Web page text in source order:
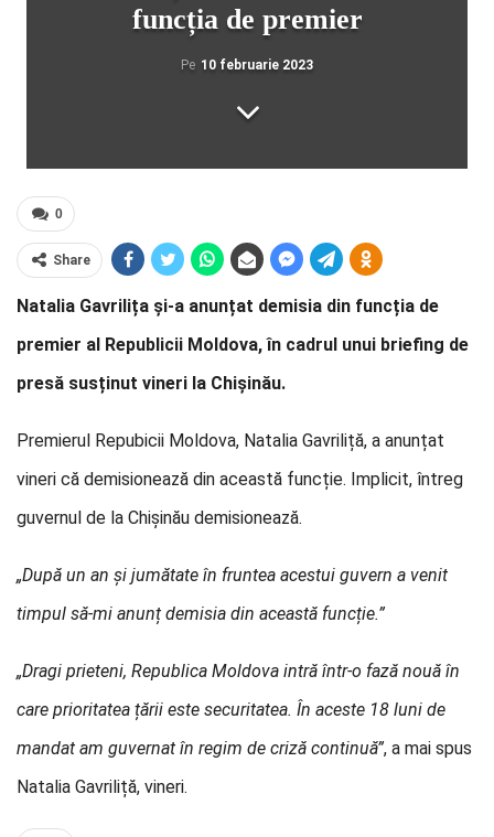
funcția de premier
Pe 10 februarie 2023
0
Share
Natalia Gavrilița și-a anunțat demisia din funcția de
premier al Republicii Moldova, în cadrul unui briefing de
presă susținut vineri la Chișinău.
Premierul Repubicii Moldova, Natalia Gavriliță, a anunțat
vineri că demisionează din această funcție. Implicit, întreg
guvernul de la Chișinău demisionează.
„După un an și jumătate în fruntea acestui guvern a venit
timpul să-mi anunț demisia din această funcție.”
„Dragi prieteni, Republica Moldova intră într-o fază nouă în
care prioritatea țării este securitatea. În aceste 18 luni de
mandat am guvernat în regim de criză continuă”, a mai spus
Natalia Gavriliță, vineri.